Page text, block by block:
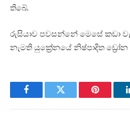
තිබේ.
රුසියාව පවසන්නේ මෙසේ කඩා
නැමති යුක්‍රේනයේ නිෂ්පාදිත
FacebookTwitter Pinterest